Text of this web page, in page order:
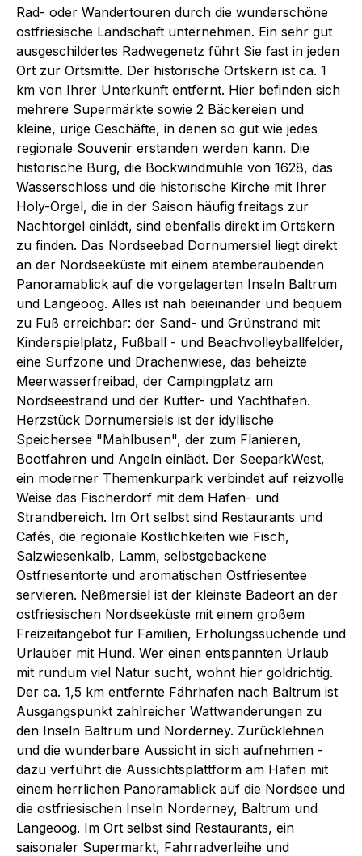
Rad- oder Wandertouren durch die wunderschöne
ostfriesische Landschaft unternehmen. Ein sehr gut
ausgeschildertes Radwegenetz führt Sie fast in jeden
Ort zur Ortsmitte. Der historische Ortskern ist ca. 1
km von Ihrer Unterkunft entfernt. Hier befinden sich
mehrere Supermärkte sowie 2 Bäckereien und
kleine, urige Geschäfte, in denen so gut wie jedes
regionale Souvenir erstanden werden kann. Die
historische Burg, die Bockwindmühle von 1628, das
Wasserschloss und die historische Kirche mit Ihrer
Holy-Orgel, die in der Saison häufig freitags zur
Nachtorgel einlädt, sind ebenfalls direkt im Ortskern
zu finden. Das Nordseebad Dornumersiel liegt direkt
an der Nordseeküste mit einem atemberaubenden
Panoramablick auf die vorgelagerten Inseln Baltrum
und Langeoog. Alles ist nah beieinander und bequem
zu Fuß erreichbar: der Sand- und Grünstrand mit
Kinderspielplatz, Fußball - und Beachvolleyballfelder,
eine Surfzone und Drachenwiese, das beheizte
Meerwasserfreibad, der Campingplatz am
Nordseestrand und der Kutter- und Yachthafen.
Herzstück Dornumersiels ist der idyllische
Speichersee "Mahlbusen", der zum Flanieren,
Bootfahren und Angeln einlädt. Der SeeparkWest,
ein moderner Themenkurpark verbindet auf reizvolle
Weise das Fischerdorf mit dem Hafen- und
Strandbereich. Im Ort selbst sind Restaurants und
Cafés, die regionale Köstlichkeiten wie Fisch,
Salzwiesenkalb, Lamm, selbstgebackene
Ostfriesentorte und aromatischen Ostfriesentee
servieren. Neßmersiel ist der kleinste Badeort an der
ostfriesischen Nordseeküste mit einem großem
Freizeitangebot für Familien, Erholungssuchende und
Urlauber mit Hund. Wer einen entspannten Urlaub
mit rundum viel Natur sucht, wohnt hier goldrichtig.
Der ca. 1,5 km entfernte Fährhafen nach Baltrum ist
Ausgangspunkt zahlreicher Wattwanderungen zu
den Inseln Baltrum und Norderney. Zurücklehnen
und die wunderbare Aussicht in sich aufnehmen -
dazu verführt die Aussichtsplattform am Hafen mit
einem herrlichen Panoramablick auf die Nordsee und
die ostfriesischen Inseln Norderney, Baltrum und
Langeoog. Im Ort selbst sind Restaurants, ein
saisonaler Supermarkt, Fahrradverleihe und